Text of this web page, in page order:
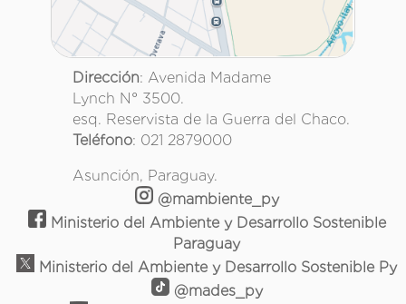
Dirección: Avenida Madame
Lynch N° 3500.
esq. Reservista de la Guerra del Chaco.
Teléfono: 021 2879000
Asunción, Paraguay.
@mambiente_py
Ministerio del Ambiente y Desarrollo Sostenible
Paraguay
Ministerio del Ambiente y Desarrollo Sostenible Py
@mades_py